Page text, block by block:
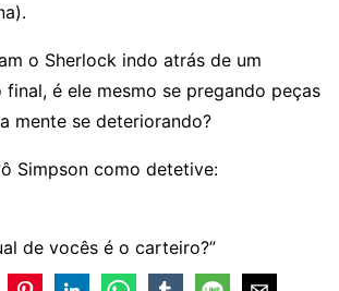
o Sherlock indo atrás de um
final, é ele mesmo se pregando peças
mente se deteriorando?
Simpson como detetive:
de vocês é o carteiro?”